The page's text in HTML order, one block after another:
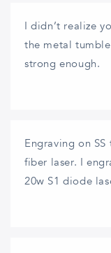
I didn’t realize
the metal
strong enough.
Engraving on
fiber laser. I
20w S1 diode